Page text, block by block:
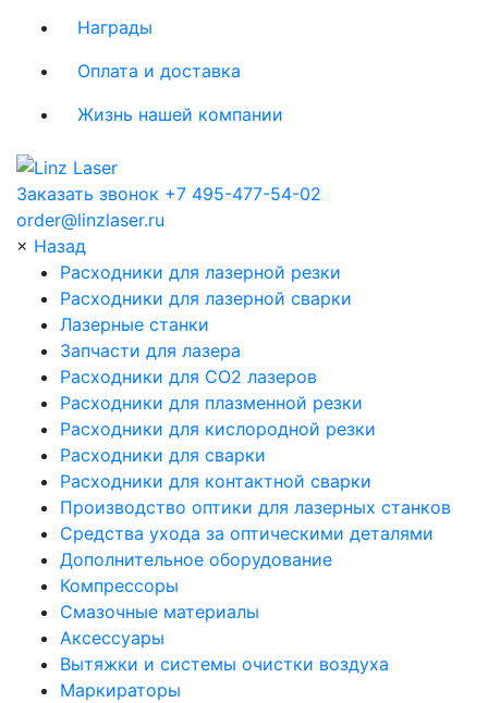
Награды
Оплата и доставка
Жизнь нашей компании
Заказать звонок +7 495-477-54-02
order@linzlaser.ru
× Назад
Расходники для лазерной резки
Расходники для лазерной сварки
Лазерные станки
Запчасти для лазера
Расходники для СО2 лазеров
Расходники для плазменной резки
Расходники для кислородной резки
Расходники для сварки
Расходники для контактной сварки
Производство оптики для лазерных станков
Средства ухода за оптическими деталями
Дополнительное оборудование
Компрессоры
Смазочные материалы
Аксессуары
Вытяжки и системы очистки воздуха
Маркираторы